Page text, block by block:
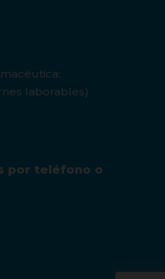
laborables)
por teléfono o